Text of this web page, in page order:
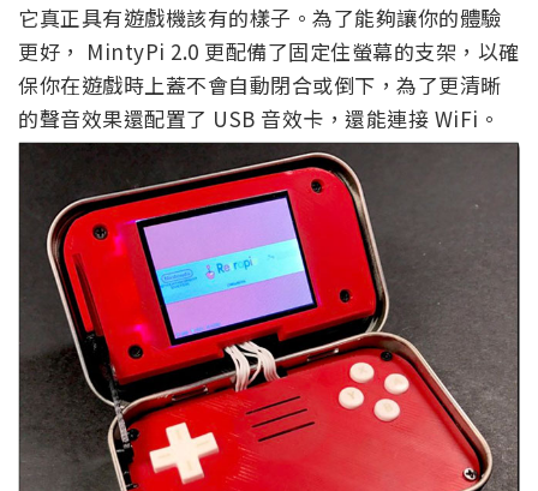
它真正具有遊戲機該有的樣子。為了能夠讓你的體驗
更好， MintyPi 2.0 更配備了固定住螢幕的支架，以確
保你在遊戲時上蓋不會自動閉合或倒下，為了更清晰
的聲音效果還配置了 USB 音效卡，還能連接 WiFi。